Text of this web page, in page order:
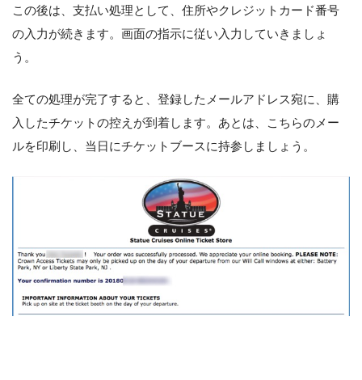
この後は、支払い処理として、住所やクレジットカード番号
の入力が続きます。画面の指示に従い入力していきましょ
う。
全ての処理が完了すると、登録したメールアドレス宛に、購
入したチケットの控えが到着します。あとは、こちらのメー
ルを印刷し、当日にチケットブースに持参しましょう。